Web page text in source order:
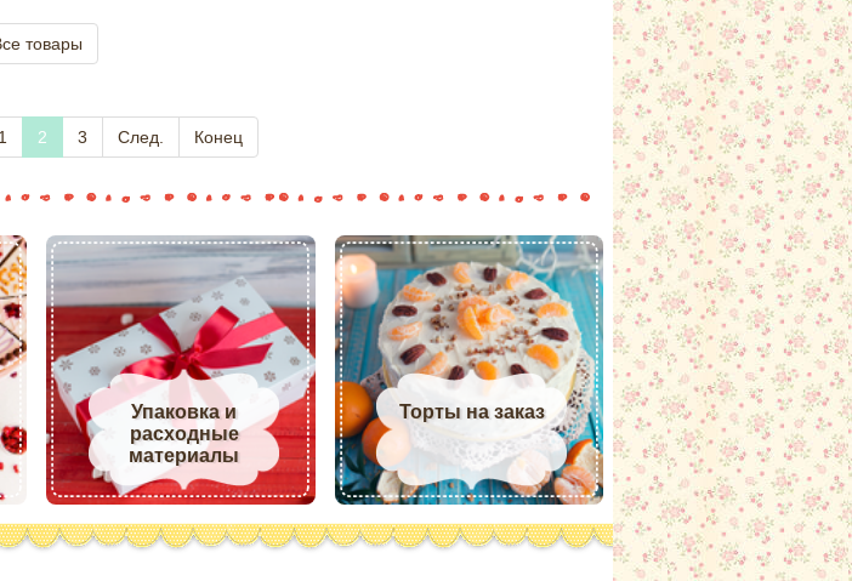
товары
1 2 3 След. Конец
Упаковка и
расходные
материалы
Торты на заказ